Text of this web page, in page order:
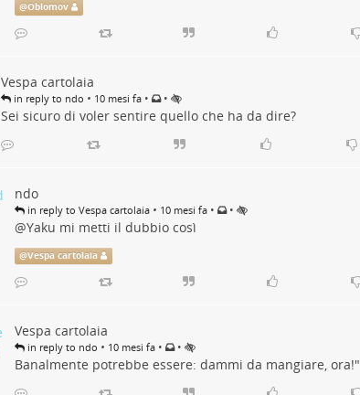
@Oblomov
Vespa cartolaia
in reply to ndo • 10 mesi fa • •
Sei sicuro di voler sentire quello che ha da dire?
ndo
in reply to Vespa cartolaia • 10 mesi fa • •
@Yaku mi metti il dubbio così
@Vespa cartolaia
Vespa cartolaia
in reply to ndo • 10 mesi fa • •
Banalmente potrebbe essere: dammi da mangiare, ora!"